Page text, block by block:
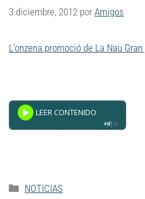
3 diciembre, 2012 por Amigos
L’onzena promoció de La Nau
GSpeech
NOTICIAS